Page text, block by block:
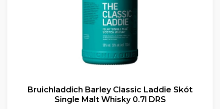
Bruichladdich Barley Classic Laddie Skót
Single Malt Whisky 0.7l DRS